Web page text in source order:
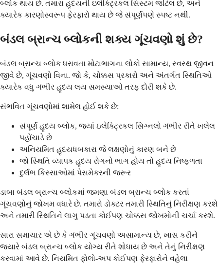
બ્લોક થાય છે. તમારા હૃદયની ઇલેક્ટ્રિકલ સિસ્ટમ જટિલ છે, અને
ક્યારેક કારણોસ્વરૂપ ફેરફારો થાય છે જે સંપૂર્ણપણે સ્પષ્ટ નથી.
બંડલ બ્રાન્ચ બ્લોકની શક્ય ગૂંચવણો શું છે?
બંડલ બ્રાન્ચ બ્લોક ધરાવતા મોટાભાગના લોકો સામાન્ય, સ્વસ્થ જીવન
જીવે છે, ગૂંચવણો વિના. જો કે, ચોક્કસ પ્રકારો અને અંતર્ગત સ્થિતિઓ
ક્યારેક વધુ ગંભીર હૃદય લય સમસ્યાઓ તરફ દોરી શકે છે.
સંભવિત ગૂંચવણોમાં શામેલ હોઈ શકે છે:
સંપૂર્ણ હૃદય બ્લોક, જ્યાં ઇલેક્ટ્રિકલ સિગ્નલો ગંભીર રીતે ખલેલ
પહોંચાડે છે
અનિયમિત હૃદયધબકારા જે લક્ષણોનું કારણ બને છે
જો સ્થિતિ વ્યાપક હૃદય રોગનો ભાગ હોય તો હૃદય નિષ્ફળતા
દુર્લભ કિસ્સાઓમાં પેસમેકરની જરૂર
ડાબા બંડલ બ્રાન્ચ બ્લોકમાં જમણા બંડલ બ્રાન્ચ બ્લોક કરતાં
ગૂંચવણોનું જોખમ વધારે છે. તમારો ડોક્ટર તમારી સ્થિતિનું નિરીક્ષણ કરશે
અને તમારી સ્થિતિને લાગુ પડતા કોઈપણ ચોક્કસ જોખમોની ચર્ચા કરશે.
સારા સમાચાર એ છે કે ગંભીર ગૂંચવણો અસામાન્ય છે, ખાસ કરીને
જ્યારે બંડલ બ્રાન્ચ બ્લોક યોગ્ય રીતે શોધાય છે અને તેનું નિરીક્ષણ
કરવામાં આવે છે. નિયમિત ફોલો-અપ કોઈપણ ફેરફારોને વહેલા